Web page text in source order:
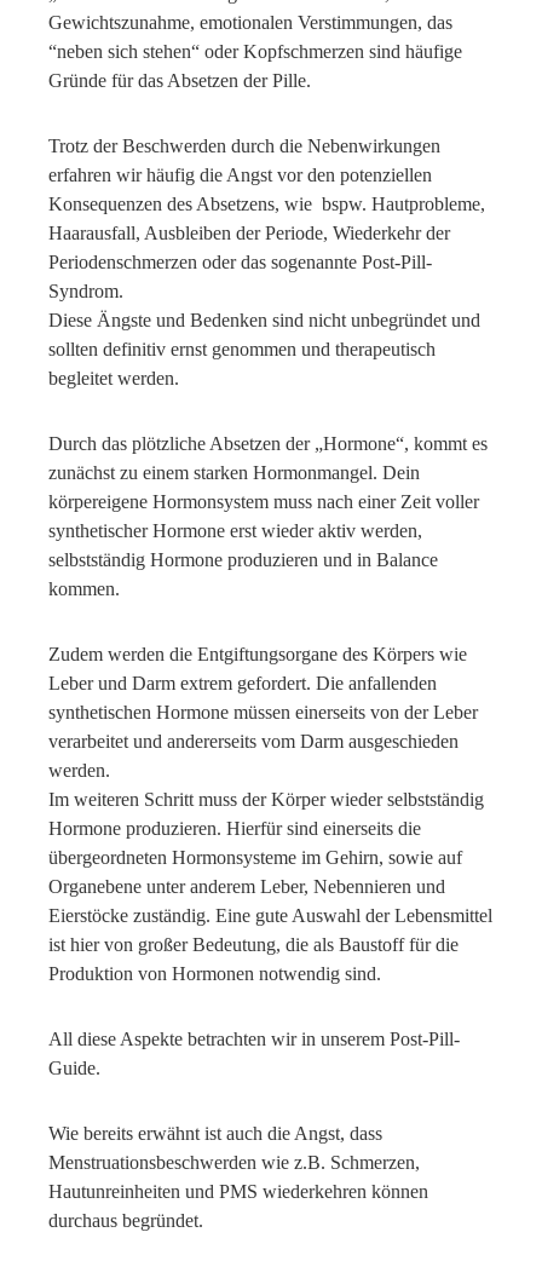
Gewichtszunahme, emotionalen Verstimmungen, das
“neben sich stehen“ oder Kopfschmerzen sind häufige
Gründe für das Absetzen der Pille.
Trotz der Beschwerden durch die Nebenwirkungen
erfahren wir häufig die Angst vor den potenziellen
Konsequenzen des Absetzens, wie bspw. Hautprobleme,
Haarausfall, Ausbleiben der Periode, Wiederkehr der
Periodenschmerzen oder das sogenannte Post-Pill-
Syndrom.
Diese Ängste und Bedenken sind nicht unbegründet und
sollten definitiv ernst genommen und therapeutisch
begleitet werden.
Durch das plötzliche Absetzen der „Hormone“, kommt es
zunächst zu einem starken Hormonmangel. Dein
körpereigene Hormonsystem muss nach einer Zeit voller
synthetischer Hormone erst wieder aktiv werden,
selbstständig Hormone produzieren und in Balance
kommen.
Zudem werden die Entgiftungsorgane des Körpers wie
Leber und Darm extrem gefordert. Die anfallenden
synthetischen Hormone müssen einerseits von der Leber
verarbeitet und andererseits vom Darm ausgeschieden
werden.
Im weiteren Schritt muss der Körper wieder selbstständig
Hormone produzieren. Hierfür sind einerseits die
übergeordneten Hormonsysteme im Gehirn, sowie auf
Organebene unter anderem Leber, Nebennieren und
Eierstöcke zuständig. Eine gute Auswahl der Lebensmittel
ist hier von großer Bedeutung, die als Baustoff für die
Produktion von Hormonen notwendig sind.
All diese Aspekte betrachten wir in unserem Post-Pill-
Guide.
Wie bereits erwähnt ist auch die Angst, dass
Menstruationsbeschwerden wie z.B. Schmerzen,
Hautunreinheiten und PMS wiederkehren können
durchaus begründet.